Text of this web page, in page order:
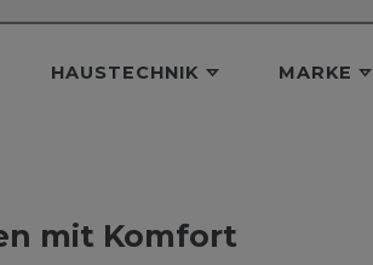
HAUSTECHNIK MARKE
mit Komfort